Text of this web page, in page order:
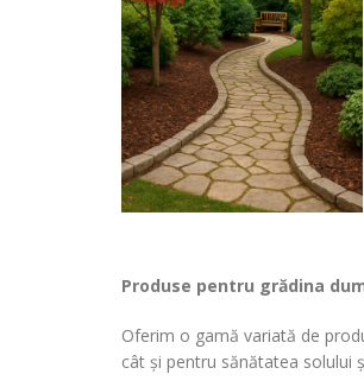
Produse pentru grădina
Oferim o gamă variată de
cât și pentru sănătatea solului